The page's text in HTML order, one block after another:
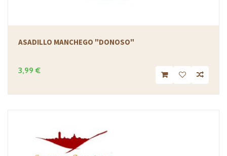
ASADILLO MANCHEGO "DONOSO"
3,99 €